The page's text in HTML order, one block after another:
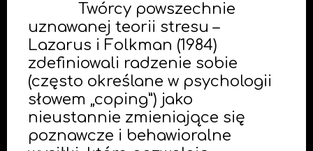
Twórcy powszechnie
uznawanej teorii stresu –
Lazarus i Folkman (1984)
zdefiniowali radzenie sobie
(często określane w psychologii
słowem „coping”) jako
nieustannie zmieniające się
poznawcze i behawioralne